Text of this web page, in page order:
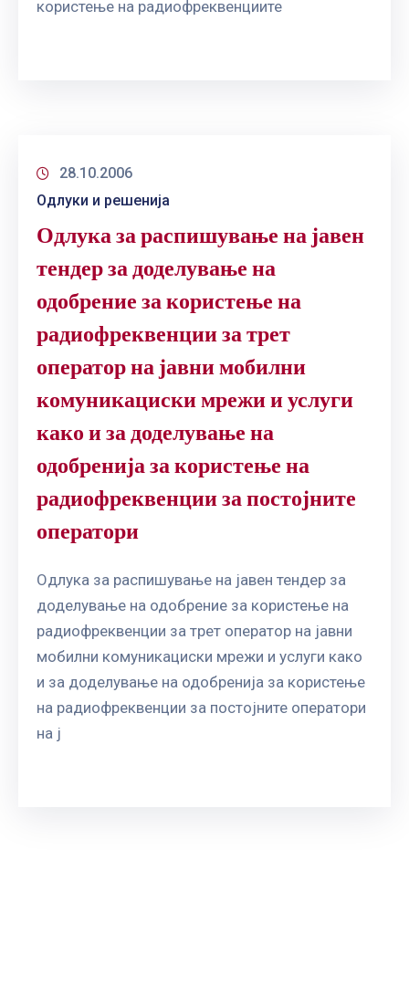
користење на радиофреквенциите
28.10.2006
Одлуки и решенија
Одлука за распишување на јавен
тендер за доделување на
одобрение за користење на
радиофреквенции за трет
оператор на јавни мобилни
комуникациски мрежи и услуги
како и за доделување на
одобренија за користење на
радиофреквенции за постојните
оператори
Одлука за распишување на јавен тендер за
доделување на одобрение за користење на
радиофреквенции за трет оператор на јавни
мобилни комуникациски мрежи и услуги како
и за доделување на одобренија за користење
на радиофреквенции за постојните оператори
на ј